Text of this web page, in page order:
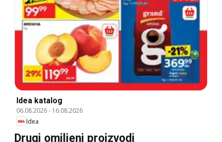
Idea katalog
06.08.2026- 16.08.2026
Idea
Drugi omiljeni proizvodi